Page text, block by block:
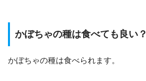
かぼちゃの種は食べても良い？
かぼちゃの種は食べられます。